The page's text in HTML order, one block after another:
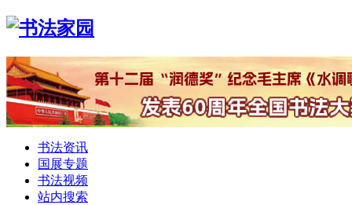
书法资讯
国展专题
书法视频
站内搜索